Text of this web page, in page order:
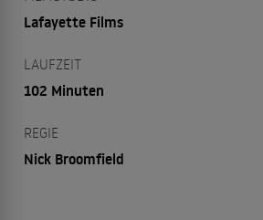
Lafayette Films
LAUFZEIT
102 Minuten
REGIE
Nick Broomfield